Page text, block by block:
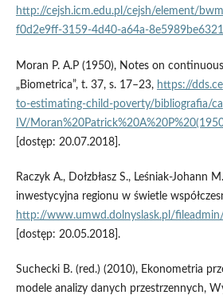
http://cejsh.icm.edu.pl/cejsh/element/
f0d2e9ff-3159-4d40-a64a-8e5989be6321
Moran P. A.P (1950), Notes on
„Biometrica”, t. 37, s. 17–23, https://
to-estimating-child-poverty/bibliografia/
IV/
[dostęp: 20.07.2018].
Raczyk A., Dołzbłasz S., Leśniak‑Johann
inwestycyjna regionu w świetle
http://www.umwd.dolnyslask.pl/
[dostęp: 20.05.2018].
Suchecki B. (red.) (2010), Ekonometria
modele analizy danych przestrzennych,